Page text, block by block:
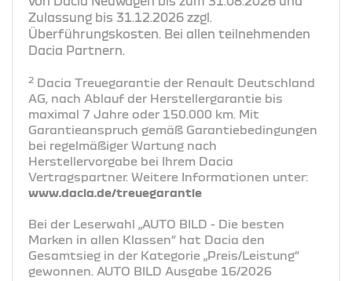
Zulassung bis 31.12.2026 zzgl.
Überführungskosten. Bei allen teilnehmenden
Dacia Partnern.
2 Dacia Treuegarantie der Renault Deutschland
AG, nach Ablauf der Herstellergarantie bis
maximal 7 Jahre oder 150.000 km. Mit
Garantieanspruch gemäß Garantiebedingungen
bei regelmäßiger Wartung nach
Herstellervorgabe bei Ihrem Dacia
Vertragspartner. Weitere Informationen unter:
www.dacia.de/treuegarantie
Bei der Leserwahl „AUTO BILD - Die besten
Marken in allen Klassen“ hat Dacia den
Gesamtsieg in der Kategorie „Preis/Leistung“
gewonnen. AUTO BILD Ausgabe 16/2026